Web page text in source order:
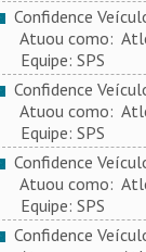
Confidence
Atuou como:
Equipe: SPS
Confidence
Atuou como:
Equipe: SPS
Confidence
Atuou como:
Equipe: SPS
Confidence